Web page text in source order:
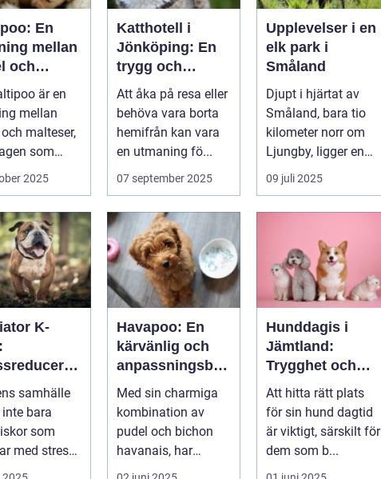
En
mellan
och
är en
mellan
malteser,
som
Den
2025
Katthotell i
Jönköping: En
trygg och
hemtrevlig
lösning för din
katt
Att åka på resa eller
behöva vara borta
hemifrån kan vara
en utmaning fö...
07 september 2025
Upplevelser i en
elk park i
Småland
Djupt i hjärtat av
Småland, bara tio
kilometer norr om
Ljungby, ligger en
av Sveriges mes...
09 juli 2025
K-
samhälle
bara
som
med stress
Havapoo: En
kärvänlig och
anpassningsbar
familjemedlem
Med sin charmiga
kombination av
pudel och bichon
havanais, har
Havapoo snabbt
Hunddagis i
Jämtland:
Trygghet och
glädje för din
fyrfota vän
Att hitta rätt plats
för sin hund dagtid
är viktigt, särskilt för
dem som b...